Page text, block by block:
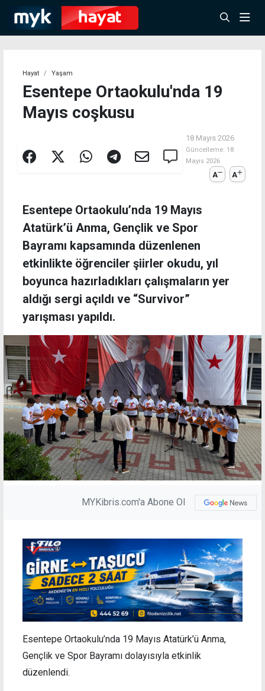
Hayat Yaşam
Esentepe Ortaokulu'nda 19
Mayıs coşkusu
18 Mayıs 2026
Güncelleme: 18
Mayıs 2026
A A
Esentepe Ortaokulu’nda 19 Mayıs
Atatürk’ü Anma, Gençlik ve Spor
Bayramı kapsamında düzenlenen
etkinlikte öğrenciler şiirler okudu, yıl
boyunca hazırladıkları çalışmaların yer
aldığı sergi açıldı ve “Survivor”
yarışması yapıldı.
MYKibris.com'a Abone Ol
Esentepe Ortaokulu’nda 19 Mayıs Atatürk’ü Anma,
Gençlik ve Spor Bayramı dolayısıyla etkinlik
düzenlendi.